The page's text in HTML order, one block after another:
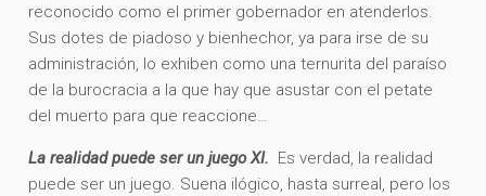
reconocido como el primer gobernador en atenderlos.
Sus dotes de piadoso y bienhechor, ya para irse de su
administración, lo exhiben como una ternurita del paraíso
de la burocracia a la que hay que asustar con el petate
del muerto para que reaccione…
La realidad puede ser un juego XI. Es verdad, la realidad
puede ser un juego. Suena ilógico, hasta surreal, pero los